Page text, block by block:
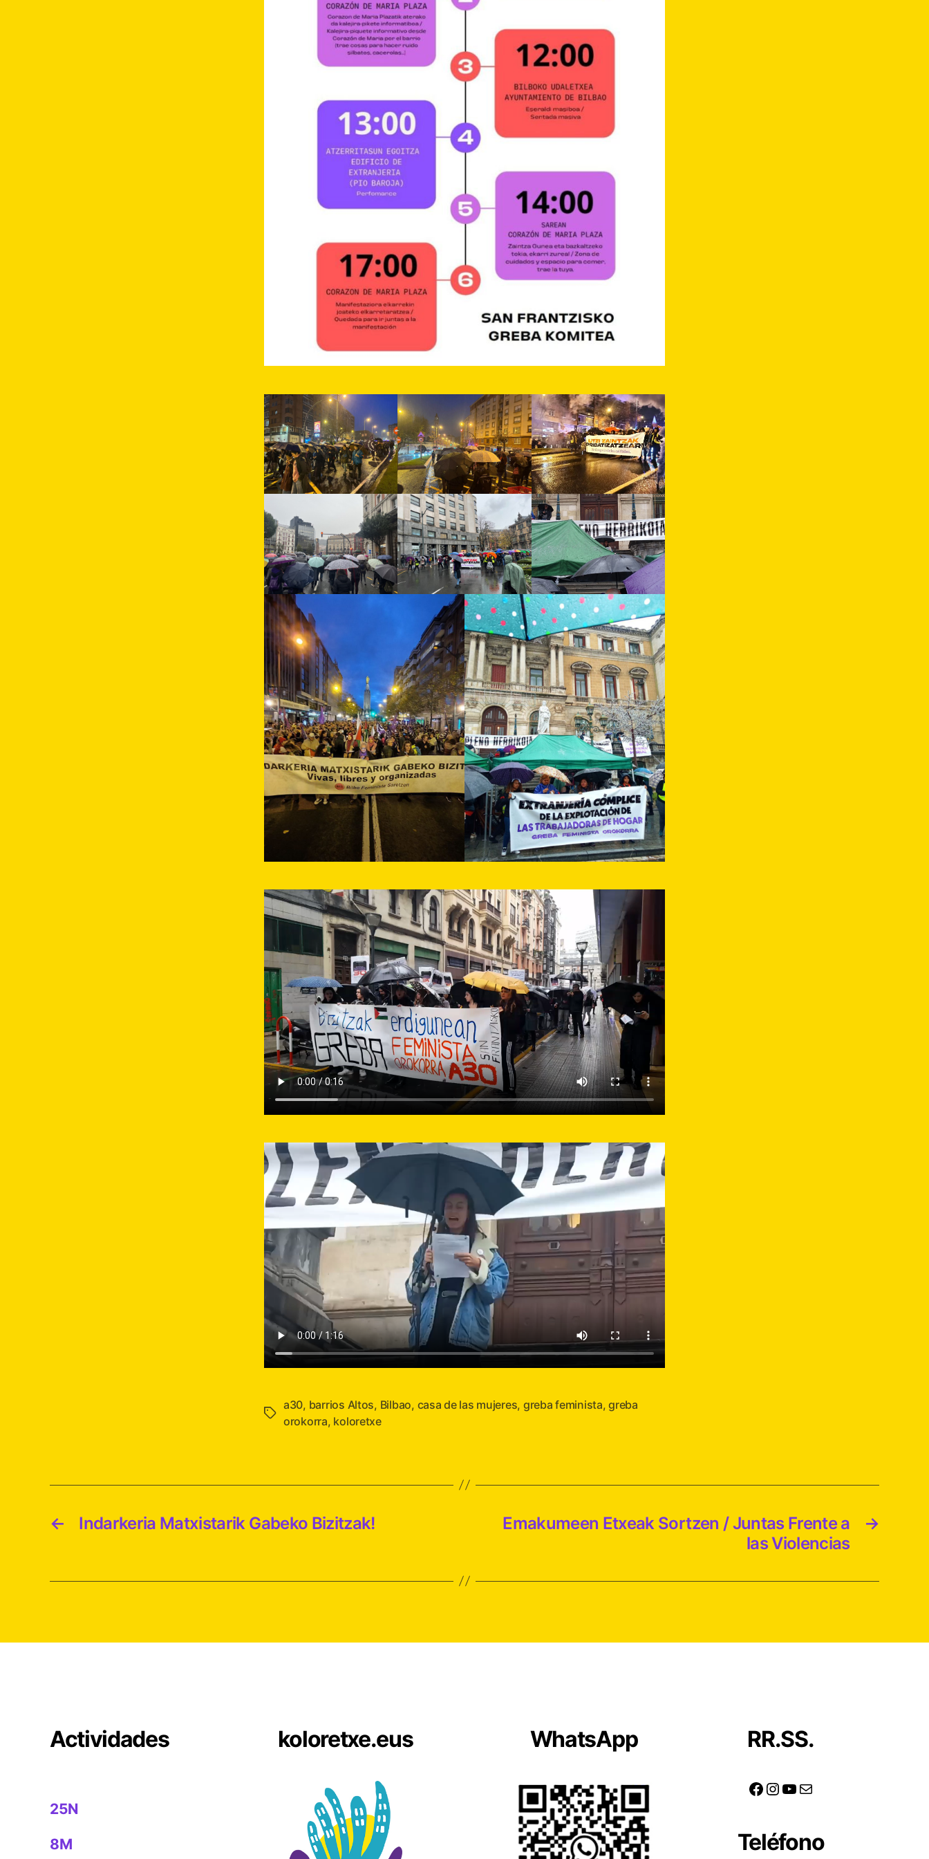
Etiquetas
a30, barrios Altos, Bilbao, casa de las mujeres, greba feminista,greba
orokorra, koloretxe
← Indarkeria Matxistarik Gabeko Bizitzak! →
Emakumeen Etxeak Sortzen / Juntas Frente a
las Violencias
Actividades
25N
8M
koloretxe.eus WhatsApp RR.SS.
Facebook
Instagram
YouTube
Correo electrónico
Teléfono